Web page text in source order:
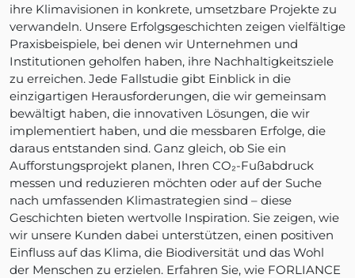
ihre Klimavisionen in konkrete, umsetzbare Projekte zu
verwandeln. Unsere Erfolgsgeschichten zeigen vielfältige
Praxisbeispiele, bei denen wir Unternehmen und
Institutionen geholfen haben, ihre Nachhaltigkeitsziele
zu erreichen. Jede Fallstudie gibt Einblick in die
einzigartigen Herausforderungen, die wir gemeinsam
bewältigt haben, die innovativen Lösungen, die wir
implementiert haben, und die messbaren Erfolge, die
daraus entstanden sind. Ganz gleich, ob Sie ein
Aufforstungsprojekt planen, Ihren CO₂-Fußabdruck
messen und reduzieren möchten oder auf der Suche
nach umfassenden Klimastrategien sind – diese
Geschichten bieten wertvolle Inspiration. Sie zeigen, wie
wir unsere Kunden dabei unterstützen, einen positiven
Einfluss auf das Klima, die Biodiversität und das Wohl
der Menschen zu erzielen. Erfahren Sie, wie FORLIANCE